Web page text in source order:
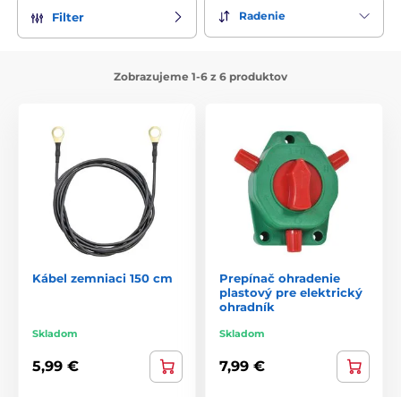
Filter Radenie
Zobrazujeme 1-6 z 6 produktov
Kábel zemniaci 150 cm
Skladom
5,99 €
Prepínač ohradenie
plastový pre elektrický
ohradník
Skladom
7,99 €